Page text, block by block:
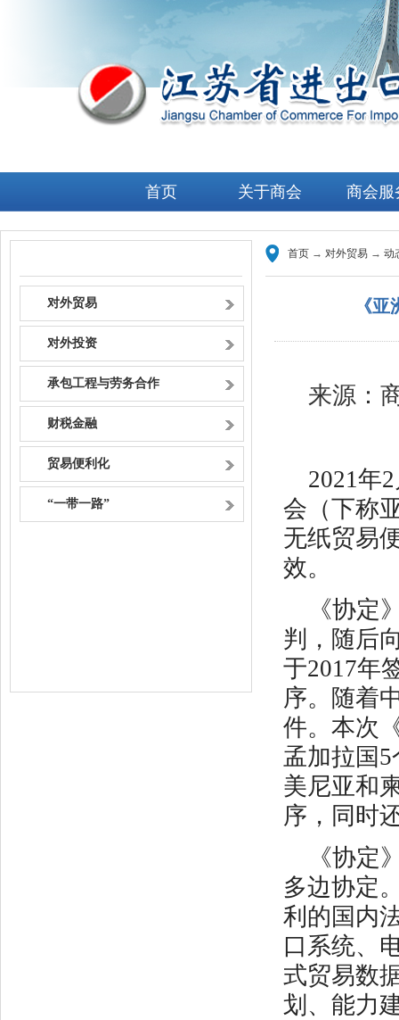
首页 关于商会 商会服
对外贸易
对外投资
承包工程与劳务合作
财税金融
贸易便利化
“一带一路”
首页 → 对外贸易 → 动
《
来源：
2021年
会（下称
无纸贸易
效。
《协定
判，随后
于2017年
序。随着
件。本次
孟加拉国
美尼亚和
序，同时
《协定
多边协定
利的国内
口系统、
式贸易数
划、能力